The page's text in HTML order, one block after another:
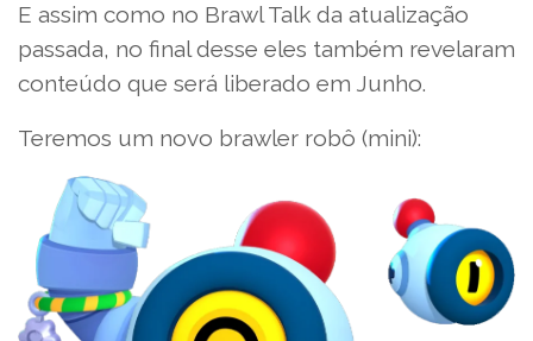
E assim como no Brawl Talk da atualização
passada, no final desse eles também revelaram
conteúdo que será liberado em Junho.
Teremos um novo brawler robô (mini):